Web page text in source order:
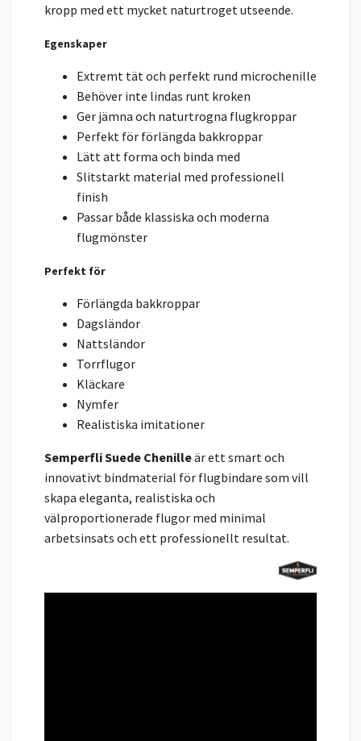
kropp med ett mycket naturtroget utseende.
Egenskaper
Extremt tät och perfekt rund microchenille
Behöver inte lindas runt kroken
Ger jämna och naturtrogna flugkroppar
Perfekt för förlängda bakkroppar
Lätt att forma och binda med
Slitstarkt material med professionell
finish
Passar både klassiska och moderna
flugmönster
Perfekt för
Förlängda bakkroppar
Dagsländor
Nattsländor
Torrflugor
Kläckare
Nymfer
Realistiska imitationer
Semperfli Suede Chenilleär ett smart och
innovativt bindmaterial för flugbindare som vill
skapa eleganta, realistiska och
välproportionerade flugor med minimal
arbetsinsats och ett professionellt resultat.